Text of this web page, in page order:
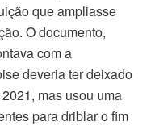
que ampliasse
O documento,
com a
deveria ter deixado
mas usou uma
para driblar o fim